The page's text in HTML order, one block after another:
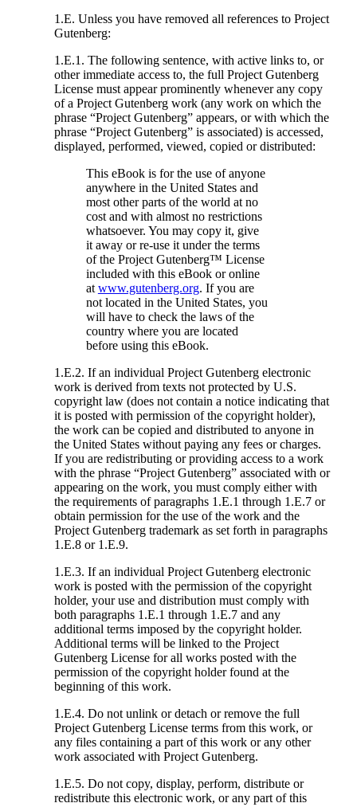
1.E. Unless you have removed all references to Project
Gutenberg:
1.E.1. The following sentence, with active links to, or
other immediate access to, the full Project Gutenberg
License must appear prominently whenever any copy
of a Project Gutenberg work (any work on which the
phrase “Project Gutenberg” appears, or with which the
phrase “Project Gutenberg” is associated) is accessed,
displayed, performed, viewed, copied or distributed:
This eBook is for the use of anyone
anywhere in the United States and
most other parts of the world at no
cost and with almost no restrictions
whatsoever. You may copy it, give
it away or re-use it under the terms
of the Project Gutenberg™ License
included with this eBook or online
atwww.gutenberg.org. If you are
not located in the United States, you
will have to check the laws of the
country where you are located
before using this eBook.
1.E.2. If an individual Project Gutenberg electronic
work is derived from texts not protected by U.S.
copyright law (does not contain a notice indicating that
it is posted with permission of the copyright holder),
the work can be copied and distributed to anyone in
the United States without paying any fees or charges.
If you are redistributing or providing access to a work
with the phrase “Project Gutenberg” associated with or
appearing on the work, you must comply either with
the requirements of paragraphs 1.E.1 through 1.E.7 or
obtain permission for the use of the work and the
Project Gutenberg trademark as set forth in paragraphs
1.E.8 or 1.E.9.
1.E.3. If an individual Project Gutenberg electronic
work is posted with the permission of the copyright
holder, your use and distribution must comply with
both paragraphs 1.E.1 through 1.E.7 and any
additional terms imposed by the copyright holder.
Additional terms will be linked to the Project
Gutenberg License for all works posted with the
permission of the copyright holder found at the
beginning of this work.
1.E.4. Do not unlink or detach or remove the full
Project Gutenberg License terms from this work, or
any files containing a part of this work or any other
work associated with Project Gutenberg.
1.E.5. Do not copy, display, perform, distribute or
redistribute this electronic work, or any part of this